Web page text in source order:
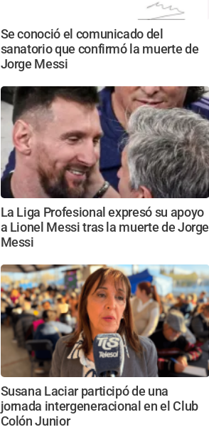
Se conoció el comunicado del
sanatorio que confirmó la muerte de
Jorge Messi
La Liga Profesional expresó su apoyo
a Lionel Messi tras la muerte de Jorge
Messi
Susana Laciar participó de una
jornada intergeneracional en el Club
Colón Junior